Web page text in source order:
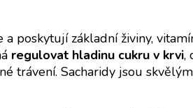
poskytují základní živiny,
regulovat hladinu cukru v krvi,
trávení. Sacharidy jsou